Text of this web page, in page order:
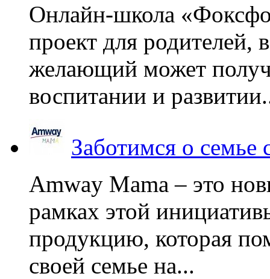
Онлайн-школа
проект для родителей,
желающий может
воспитании и
Заботимся о
Amway Mama – это
рамках этой
продукцию, которая
своей семье на...